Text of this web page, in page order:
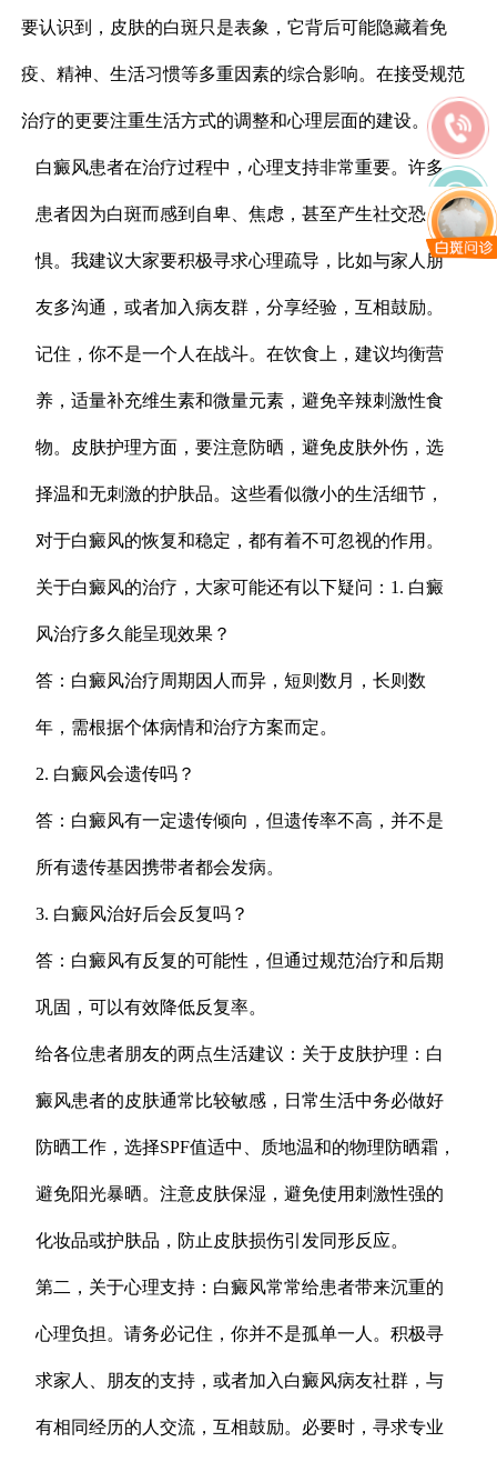
要认识到，皮肤的白斑只是表象，它背后可能隐藏着免
疫、精神、生活习惯等多重因素的综合影响。在接受规范
治疗的更要注重生活方式的调整和心理层面的建设。
白癜风患者在治疗过程中，心理支持非常重要。许多
患者因为白斑而感到自卑、焦虑，甚至产生社交恐
惧。我建议大家要积极寻求心理疏导，比如与家人朋
友多沟通，或者加入病友群，分享经验，互相鼓励。
记住，你不是一个人在战斗。在饮食上，建议均衡营
养，适量补充维生素和微量元素，避免辛辣刺激性食
物。皮肤护理方面，要注意防晒，避免皮肤外伤，选
择温和无刺激的护肤品。这些看似微小的生活细节，
对于白癜风的恢复和稳定，都有着不可忽视的作用。
关于白癜风的治疗，大家可能还有以下疑问：1. 白癜
风治疗多久能呈现效果？
答：白癜风治疗周期因人而异，短则数月，长则数
年，需根据个体病情和治疗方案而定。
2. 白癜风会遗传吗？
答：白癜风有一定遗传倾向，但遗传率不高，并不是
所有遗传基因携带者都会发病。
3. 白癜风治好后会反复吗？
答：白癜风有反复的可能性，但通过规范治疗和后期
巩固，可以有效降低反复率。
给各位患者朋友的两点生活建议：关于皮肤护理：白
癜风患者的皮肤通常比较敏感，日常生活中务必做好
防晒工作，选择SPF值适中、质地温和的物理防晒霜，
避免阳光暴晒。注意皮肤保湿，避免使用刺激性强的
化妆品或护肤品，防止皮肤损伤引发同形反应。
第二，关于心理支持：白癜风常常给患者带来沉重的
心理负担。请务必记住，你并不是孤单一人。积极寻
求家人、朋友的支持，或者加入白癜风病友社群，与
有相同经历的人交流，互相鼓励。必要时，寻求专业